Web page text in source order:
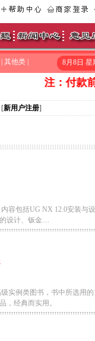
其他类 8月8日 星
注：付款
[新用户注册]
容包括UG NX 12.0安装与
设计、钣金....
实例类图书，书中所选用的
，经典而实用。